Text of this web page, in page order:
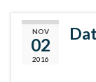
NOV
02
2016